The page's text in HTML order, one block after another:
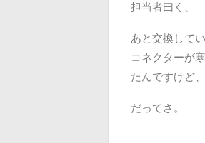
担当者曰く、
あと交換して
コネクターが
たんですけど
だってさ。